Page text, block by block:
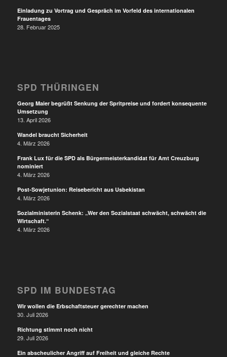
Einladung zu Vortrag und Gespräch im Vorfeld des internationalen
Frauentages
28. Februar 2025
SPD THÜRINGEN
Georg Maier begrüßt Senkung der Spritpreise und fordert konsequente
Umsetzung
13. April 2026
Wandel braucht Sicherheit
4. März 2026
Frank Lux für die SPD als Bürgermeisterkandidat für Amt Creuzburg
nominiert
4. März 2026
Post-Sowjetunion: Reisebericht aus Usbekistan
4. März 2026
Sozialministerin Schenk: „Wer den Sozialstaat schwächt, schwächt die
Wirtschaft.“
4. März 2026
SPD IM BUNDESTAG
Wir wollen die Erbschaftsteuer gerechter machen
30. Juli 2026
Richtung stimmt noch nicht
29. Juli 2026
Ein abscheulicher Angriff auf Freiheit und gleiche Rechte